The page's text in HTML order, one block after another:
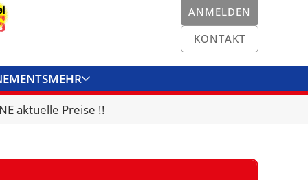
ANMELDEN
KONTAKT
MEHR
KONTAKT
aktuelle Preise !!